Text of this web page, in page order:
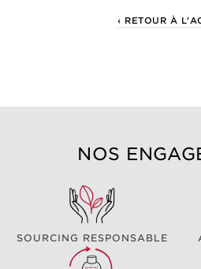
‹ RETOUR À
NOS
SOURCING RESPONSABLE